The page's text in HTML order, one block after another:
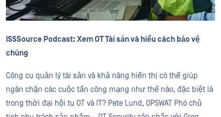
ISSSource Podcast: Xem OT Tài sản và hiểu cách bảo vệ
chúng
Công cụ quản lý tài sản và khả năng hiển thị có thể giúp
ngăn chặn các cuộc tấn công mạng như thế nào, đặc biệt là
trong thời đại hội tụ OT và IT? Pete Lund, OPSWAT Phó chủ